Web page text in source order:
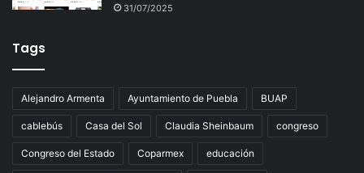
31/07/2025
Tags
Alejandro Armenta Ayuntamiento de Puebla BUAP
cablebús Casa del Sol Claudia Sheinbaum congreso
Congreso del Estado Coparmex educación